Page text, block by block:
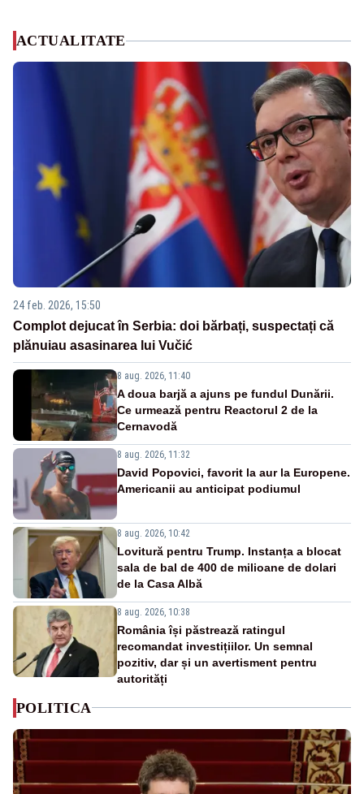
ACTUALITATE
24 feb. 2026, 15:50
Complot dejucat în Serbia: doi bărbați, suspectați că
plănuiau asasinarea lui Vučić
8 aug. 2026, 11:40
A doua barjă a ajuns pe fundul Dunării.
Ce urmează pentru Reactorul 2 de la
Cernavodă
8 aug. 2026, 11:32
David Popovici, favorit la aur la Europene.
Americanii au anticipat podiumul
8 aug. 2026, 10:42
Lovitură pentru Trump. Instanța a blocat
sala de bal de 400 de milioane de dolari
de la Casa Albă
8 aug. 2026, 10:38
România își păstrează ratingul
recomandat investițiilor. Un semnal
pozitiv, dar și un avertisment pentru
autorități
POLITICA